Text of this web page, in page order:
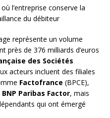
où l’entreprise conserve la
du débiteur
représente un volume
près de 376 milliards d’euros
des Sociétés
acteurs incluent des filiales
Factofrance (BPCE),
BNP Paribas Factor, mais
qui ont émergé